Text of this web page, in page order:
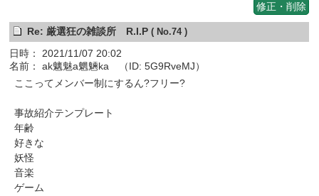
修正・削除
Re: 厳選狂の雑談所 R.I.P( No.74 )
日時： 2021/11/07 20:02
名前： ak魑魅a魍魎ka （ID: 5G9RveMJ）
ここってメンバー制にするん?フリー?
事故紹介テンプレート
年齢
好きな
妖怪
音楽
ゲーム